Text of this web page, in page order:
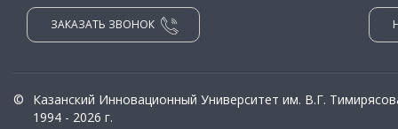
ЗАКАЗАТЬ ЗВОНОК
©
Казанский Инновационный Университет им. В.Г.
1994 - 2026 г.